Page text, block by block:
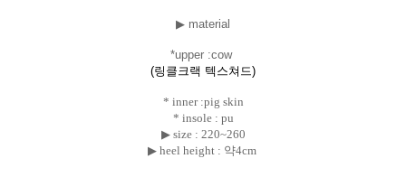
▶ material
*upper :cow
(링클크랙 텍스쳐드)
* inner :pig skin
* insole : pu
▶ size : 220~260
▶ heel height : 약4cm